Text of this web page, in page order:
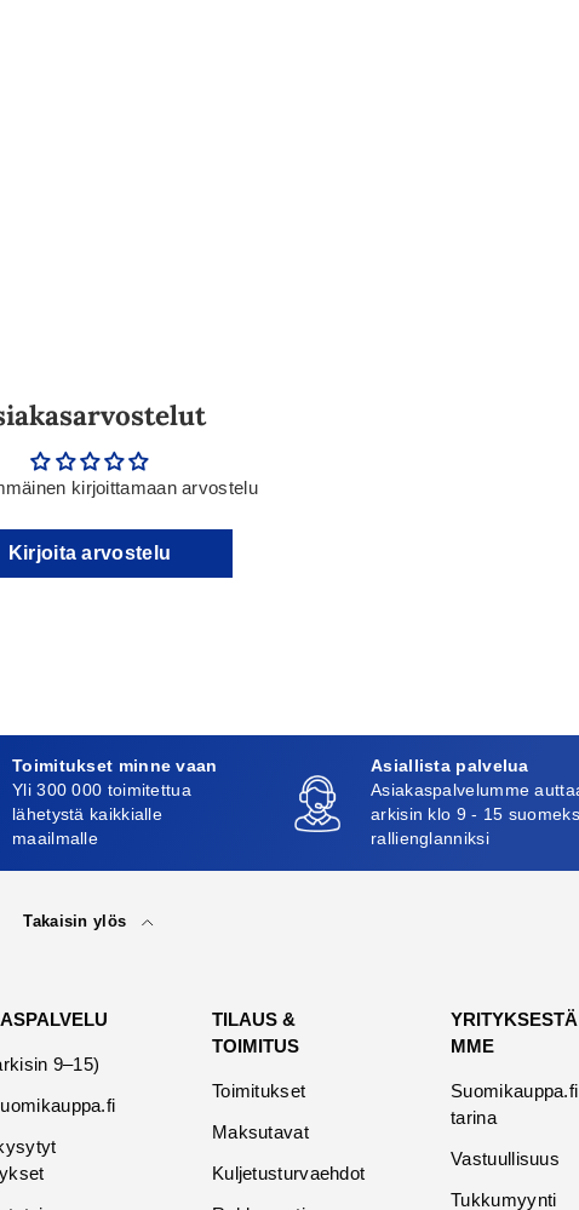
kirjoittamaan arvostelu
Kirjoita arvostelu
Toimitukset minne vaan
Yli 300 000 toimitettua
lähetystä kaikkialle
maailmalle
Asiallista palvelua
Asiakaspalvelumme
arkisin klo 9 - 15
rallienglanniksi
Takaisin ylös
9–15)
TILAUS &
TOIMITUS
Toimitukset
Maksutavat
Kuljetusturvaehdot
YRITYKSESTÄ
MME
Suomikauppa.fi
tarina
Vastuullisuus
Tukkumyynti